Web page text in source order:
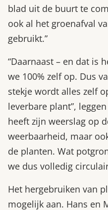
blad uit de buurt te
ook al het groenafval
gebruikt.”
“Daarnaast – en dat is
we 100% zelf op. Dus
stekje wordt alles zelf
leverbare plant”,
heeft zijn weerslag op
weerbaarheid, maar
de planten. Wat
we dus volledig
Het hergebruiken van
mogelijk aan. Hans en